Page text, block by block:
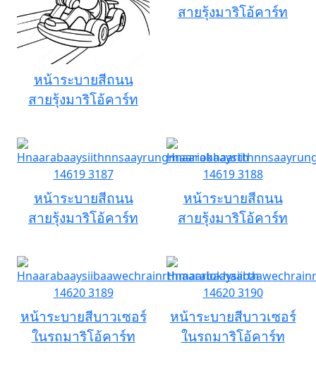
หน้าระบายสีถนน
สายรุ้งมาริโอ้คาร์ท
สายรุ้งมาริโอ้คาร์ท
หน้าระบายสีถนน
สายรุ้งมาริโอ้คาร์ท
หน้าระบายสีถนน
สายรุ้งมาริโอ้คาร์ท
หน้าระบายสีบาวเซอร์
ในรถมาริโอ้คาร์ท
หน้าระบายสีบาวเซอร์
ในรถมาริโอ้คาร์ท